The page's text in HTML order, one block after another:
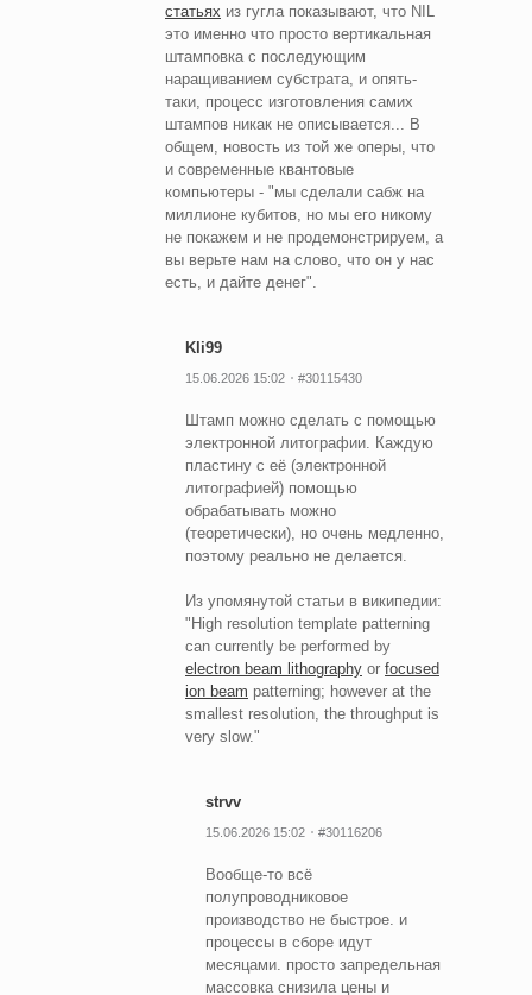
статьях из гугла показывают, что NIL
это именно что просто вертикальная
штамповка с последующим
наращиванием субстрата, и опять-
таки, процесс изготовления самих
штампов никак не описывается... В
общем, новость из той же оперы, что
и современные квантовые
компьютеры - "мы сделали сабж на
миллионе кубитов, но мы его никому
не покажем и не продемонстрируем, а
вы верьте нам на слово, что он у нас
есть, и дайте денег".
Kli99
15.06.2026 15:02 #30115430
Штамп можно сделать с помощью
электронной литографии. Каждую
пластину с её (электронной
литографией) помощью
обрабатывать можно
(теоретически), но очень медленно,
поэтому реально не делается.
Из упомянутой статьи в википедии:
"High resolution template patterning
can currently be performed by
electron beam lithography or focused
ion beam patterning; however at the
smallest resolution, the throughput is
very slow."
strvv
15.06.2026 15:02 #30116206
Вообще-то всё
полупроводниковое
производство не быстрое. и
процессы в сборе идут
месяцами. просто запредельная
массовка снизила цены и